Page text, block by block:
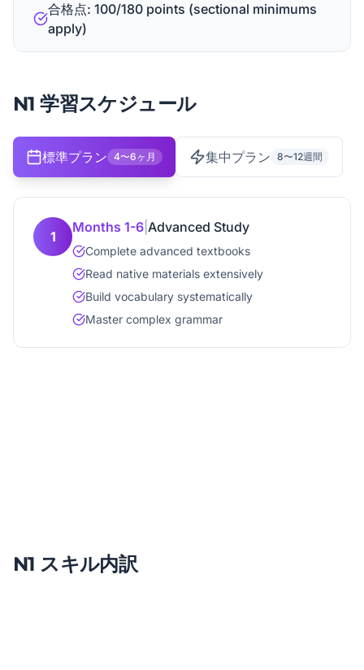
合格点: 100/180 points (sectional minimums
apply)
N1 学習スケジュール
標準プラン 4〜6ヶ月 集中プラン 8〜12週間
1
Months 1-6 Advanced Study
Complete advanced textbooks
Read native materials extensively
Build vocabulary systematically
Master complex grammar
N1 スキル内訳